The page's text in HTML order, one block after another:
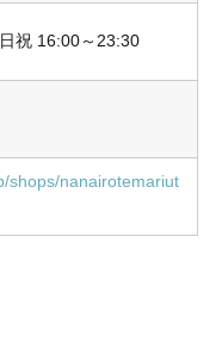
祝 16:00～23:30
shops/nanairotemariut